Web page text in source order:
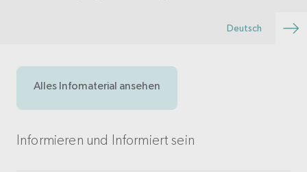
Fachpersonen, die bei Konflikten in Pflege, Betreuung,
Deutsch
Alles Infomaterial ansehen
Informieren und Informiert sein